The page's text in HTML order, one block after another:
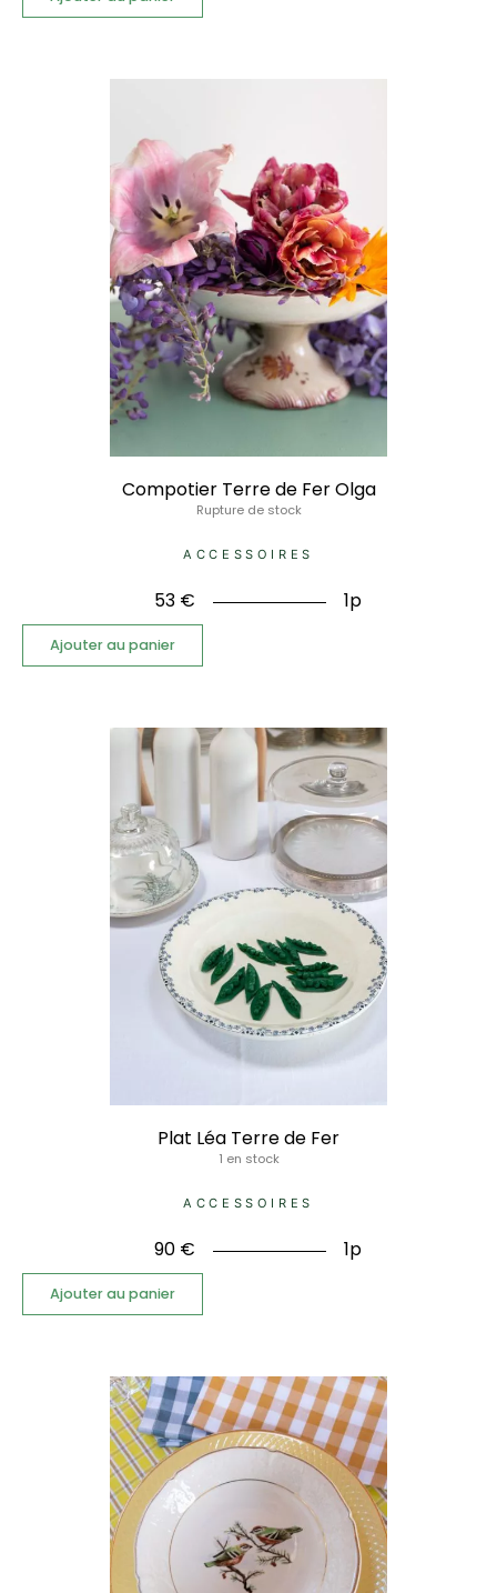
Compotier Terre de Fer Olga
Rupture de stock
ACCESSOIRES
53 € 1p
Ajouter au panier
Plat Léa Terre de Fer
1 en stock
ACCESSOIRES
90 € 1p
Ajouter au panier